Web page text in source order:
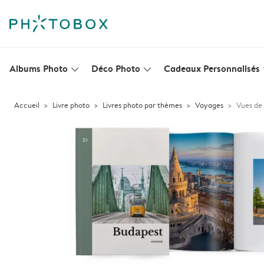
Albums Photo slim_arrow_down Déco Photo slim_arrow_down Cadeaux Personnalisés
Accueil Livre photo Livres photo par thèmes Voyages Vues